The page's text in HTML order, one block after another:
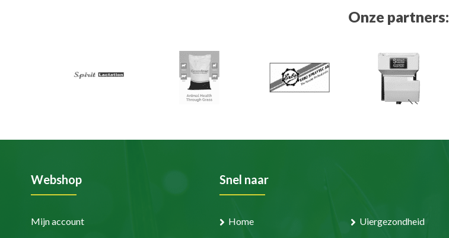
Onze partners:
Webshop
Mijn account
Snel naar
Home
Uiergezondheid